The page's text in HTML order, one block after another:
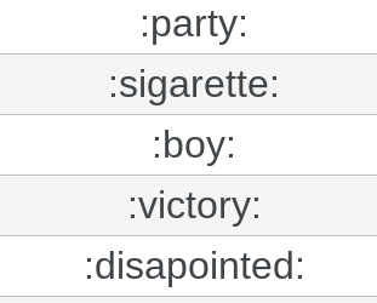
:party:
:sigarette:
:boy:
:victory:
:disapointed: